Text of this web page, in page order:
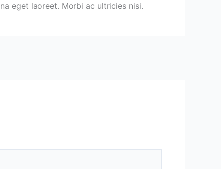
eget laoreet. Morbi ac ultricies nisi.